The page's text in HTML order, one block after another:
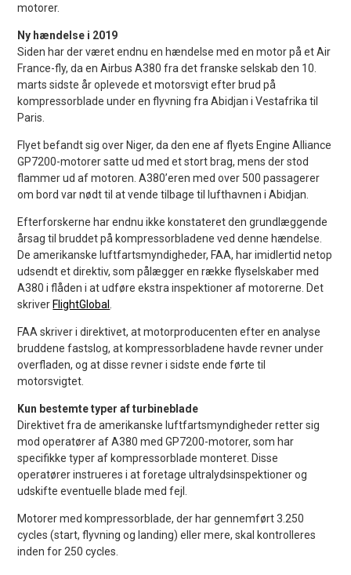
motorer.
Ny hændelse i 2019
Siden har der været endnu en hændelse med en motor på et Air
France-fly, da en Airbus A380 fra det franske selskab den 10.
marts sidste år oplevede et motorsvigt efter brud på
kompressorblade under en flyvning fra Abidjan i Vestafrika til
Paris.
Flyet befandt sig over Niger, da den ene af flyets Engine Alliance
GP7200-motorer satte ud med et stort brag, mens der stod
flammer ud af motoren. A380’eren med over 500 passagerer
om bord var nødt til at vende tilbage til lufthavnen i Abidjan.
Efterforskerne har endnu ikke konstateret den grundlæggende
årsag til bruddet på kompressorbladene ved denne hændelse.
De amerikanske luftfartsmyndigheder, FAA, har imidlertid netop
udsendt et direktiv, som pålægger en række flyselskaber med
A380 i flåden i at udføre ekstra inspektioner af motorerne. Det
skriver FlightGlobal
FAA skriver i direktivet, at motorproducenten efter en analyse
bruddene fastslog, at kompressorbladene havde revner under
overfladen, og at disse revner i sidste ende førte til
motorsvigtet.
Kun bestemte typer af turbineblade
Direktivet fra de amerikanske luftfartsmyndigheder retter sig
mod operatører af A380 med GP7200-motorer, som har
specifikke typer af kompressorblade monteret. Disse
operatører instrueres i at foretage ultralydsinspektioner og
udskifte eventuelle blade med fejl.
Motorer med kompressorblade, der har gennemført 3.250
cycles (start, flyvning og landing) eller mere, skal kontrolleres
inden for 250 cycles.